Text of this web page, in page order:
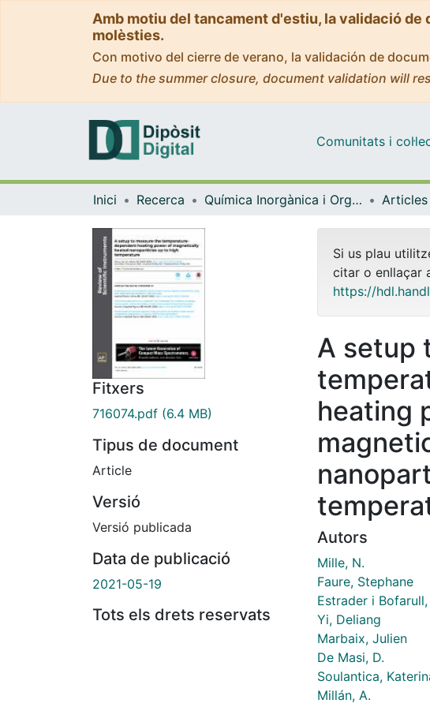
Amb motiu del tancament d'estiu, la validació
molèsties.
Con motivo del cierre de verano, la validación de
Due to the summer closure, document validation will
Comunitats i
Inici Recerca Química Inorgànica i Orgànica
Fitxers
716074.pdf (6.4 MB)
Tipus de document
Article
Versió
Versió publicada
Data de publicació
2021-05-19
Tots els drets reservats
Si us plau
citar o enllaçar
https://
A setup
heating
Autors
Mille, N.
Faure, Stephane
Estrader i
Yi, Deliang
Marbaix, Julien
De Masi, D.
Soulantica,
Millán, A.